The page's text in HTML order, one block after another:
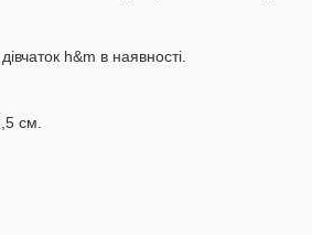
h&m в наявності.
см.